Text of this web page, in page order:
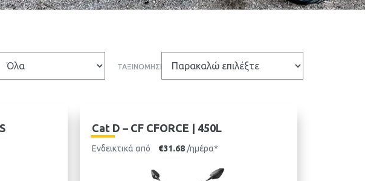
ΤΑΞΙΝΟΜΗΣΗ
Cat D – CF CFORCE | 450L
Ενδεικτικά από €31.68 /ημέρα*